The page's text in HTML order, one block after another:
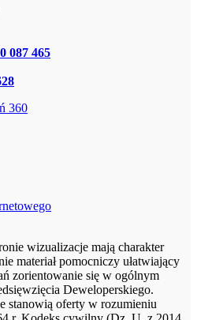
087 465
360
wizualizacje mają charakter
materiał pomocniczy ułatwiający
zorientowanie się w ogólnym
Deweloperskiego.
stanowią oferty w rozumieniu